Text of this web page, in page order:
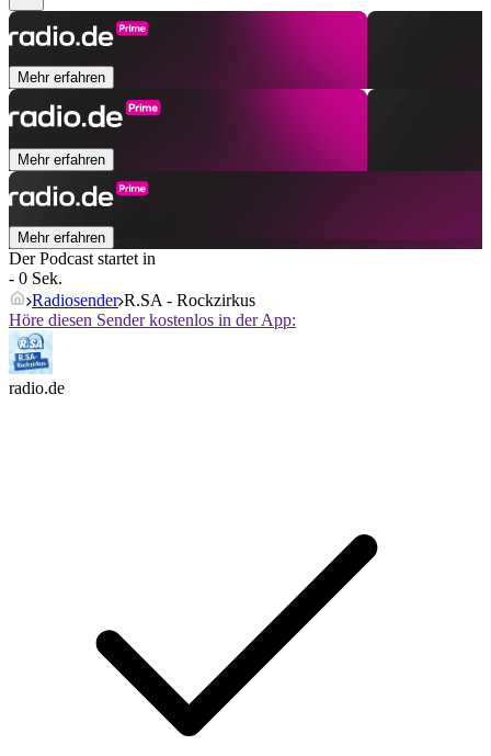
Mehr erfahren
Mehr erfahren
Mehr erfahren
Der Podcast startet in
- 0 Sek.
Radiosender R.SA - Rockzirkus
Höre diesen Sender kostenlos in der App:
radio.de